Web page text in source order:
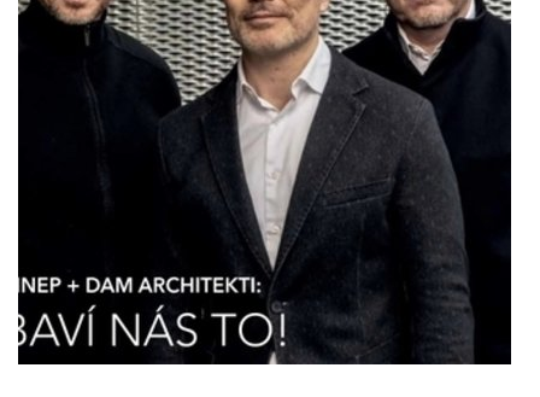
Dneska u nás bylo živo
19.11.2025
Velké díky směřuje fotografovi Markovi Musilovi za